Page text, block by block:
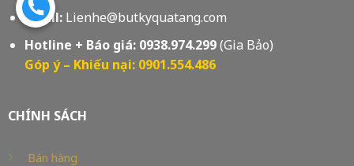
Email:Lienhe@butkyquatang.com
Hotline + Báo giá: 0938.974.299(Gia Bảo)
Góp ý – Khiếu nại: 0901.554.486
CHÍNH SÁCH
Bán hàng